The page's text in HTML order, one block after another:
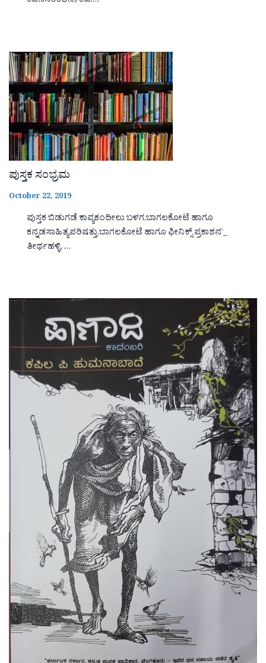
ಪುಸ್ತಕ ಸಂಭ್ರಮ
October 22, 2019
ಪುಸ್ತಕ ಬಿಡುಗಡೆ ಕಾವ್ಯಕಂದೀಲು ಬಳಗ,ಬಾಗಲಕೋಟೆ ಹಾಗೂ
ಕನ್ನಡಸಾಹಿತ್ಯಪರಿಷತ್ತು,ಬಾಗಲಕೋಟೆ ಹಾಗೂ ಫೀನಿಕ್ಸ್ ಪ್ರಕಾಶನ’_
ತೀರ್ಥಹಳ್ಳಿ, …